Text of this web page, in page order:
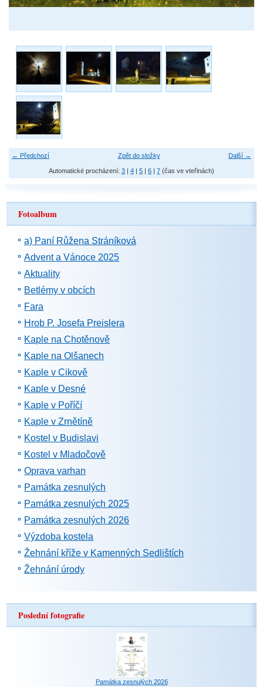
← Předchozí Další →
Zpět do složky
Automatické procházení: 3 | 4 | 5 | 6 | 7 (čas ve vteřinách)
Fotoalbum
a) Paní Růžena Stráníková
Advent a Vánoce 2025
Aktuality
Betlémy v obcích
Fara
Hrob P. Josefa Preislera
Kaple na Chotěnově
Kaple na Olšanech
Kaple v Cikově
Kaple v Desné
Kaple v Poříčí
Kaple v Zrnětíně
Kostel v Budislavi
Kostel v Mladočově
Oprava varhan
Památka zesnulých
Památka zesnulých 2025
Památka zesnulých 2026
Výzdoba kostela
Žehnání kříže v Kamenných Sedlištích
Žehnání úrody
Poslední fotografie
Památka zesnulých 2026